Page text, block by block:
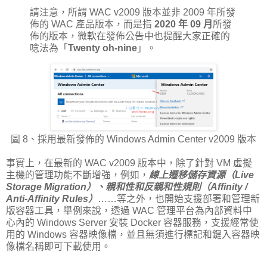
請注意，所謂 WAC v2009 版本並非 2009 年所發
佈的 WAC 產品版本，而是指 2020 年 09 月 所發
佈的版本，微軟在發佈公告中也提醒大家正確的
唸法為「 Twenty oh-nine 」。
圖 8、採用最新發佈的 Windows Admin Center v2009 版本
事實上，在最新的 WAC v2009 版本中，除了針對 VM 虛擬
主機的管理功能不斷增強，例如， 線上遷移儲存資源（Live
Storage Migration）、親和性和反親和性規則（Affinity /
Anti-Affinity Rules） ……等之外，也開始支援部署和管理新
版容器工具，舉例來說，透過 WAC 管理平台為內部資料中
心內的 Windows Server 安裝 Docker 容器服務，支援經常使
用的 Windows 容器映像檔，並且無須進行標記和鍵入容器映
像檔名稱即可下載使用。